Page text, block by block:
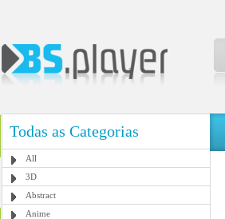
Todas as Categorias
All
3D
Abstract
Anime